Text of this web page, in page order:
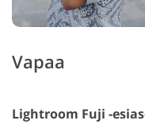
Vapaa
Lightroom Fuji -